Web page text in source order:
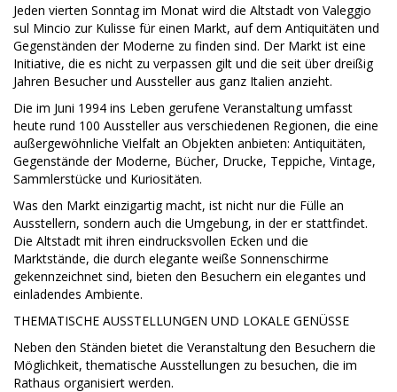
Jeden vierten Sonntag im Monat wird die Altstadt von Valeggio
sul Mincio zur Kulisse für einen Markt, auf dem Antiquitäten und
Gegenständen der Moderne zu finden sind. Der Markt ist eine
Initiative, die es nicht zu verpassen gilt und die seit über dreißig
Jahren Besucher und Aussteller aus ganz Italien anzieht.
Die im Juni 1994 ins Leben gerufene Veranstaltung umfasst
heute rund 100 Aussteller aus verschiedenen Regionen, die eine
außergewöhnliche Vielfalt an Objekten anbieten: Antiquitäten,
Gegenstände der Moderne, Bücher, Drucke, Teppiche, Vintage,
Sammlerstücke und Kuriositäten.
Was den Markt einzigartig macht, ist nicht nur die Fülle an
Ausstellern, sondern auch die Umgebung, in der er stattfindet.
Die Altstadt mit ihren eindrucksvollen Ecken und die
Marktstände, die durch elegante weiße Sonnenschirme
gekennzeichnet sind, bieten den Besuchern ein elegantes und
einladendes Ambiente.
THEMATISCHE AUSSTELLUNGEN UND LOKALE GENÜSSE
Neben den Ständen bietet die Veranstaltung den Besuchern die
Möglichkeit, thematische Ausstellungen zu besuchen, die im
Rathaus organisiert werden.